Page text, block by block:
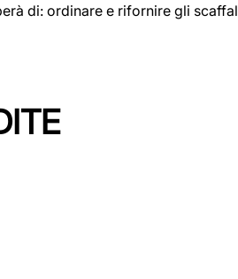
di: ordinare e rifornire gli